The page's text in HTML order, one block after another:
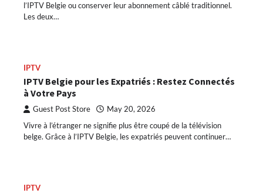
l’IPTV Belgie ou conserver leur abonnement câblé traditionnel.
Les deux…
IPTV
IPTV Belgie pour les Expatriés : Restez Connectés
à Votre Pays
Guest Post Store May 20, 2026
Vivre à l’étranger ne signifie plus être coupé de la télévision
belge. Grâce à l’IPTV Belgie, les expatriés peuvent continuer…
IPTV